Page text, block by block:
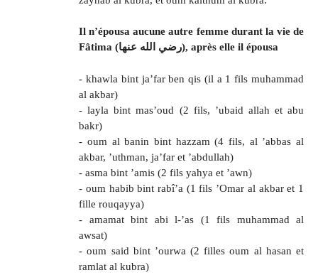
Il n’épousa aucune autre femme durant la vie de
Fâtima (رضي الله عنها), après elle il épousa
- khawla bint ja’far ben qis (il a 1 fils muhammad
al akbar)
- layla bint mas’oud (2 fils, ’ubaid allah et abu
bakr)
- oum al banin bint hazzam (4 fils, al ’abbas al
akbar, ’uthman, ja’far et ’abdullah)
- asma bint ’amis (2 fils yahya et ’awn)
- oum habib bint rabî’a (1 fils ’Omar al akbar et 1
fille rouqayya)
- amamat bint abi l-’as (1 fils muhammad al
awsat)
- oum said bint ’ourwa (2 filles oum al hasan et
ramlat al kubra)